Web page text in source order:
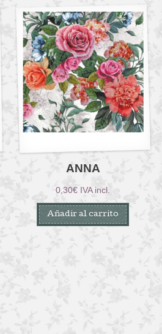
ANNA
0,30€ IVA incl.
Añadir al carrito